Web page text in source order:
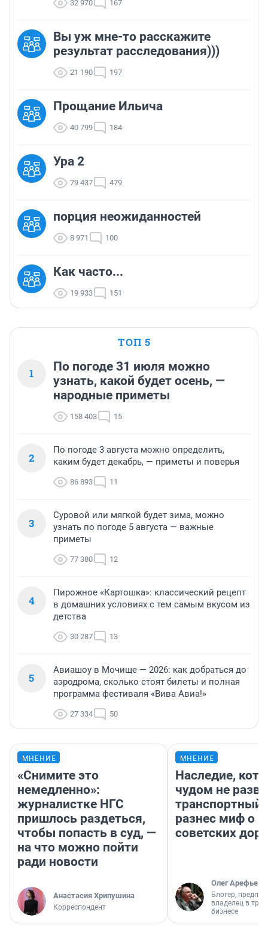
32 970 167
Вы уж мне-то расскажите
результат расследования)))
21 190 197
Прощание Ильича
40 799 184
Ура 2
79 437 479
порция неожиданностей
8 971 100
Как часто...
19 933 151
ТОП 5
1
По погоде 31 июля можно
узнать, какой будет осень, —
народные приметы
158 403 15
2
По погоде 3 августа можно определить,
каким будет декабрь, — приметы и поверья
86 893 11
3
Суровой или мягкой будет зима, можно
узнать по погоде 5 августа — важные
приметы
77 380 12
4
Пирожное «Картошка»: классический рецепт
в домашних условиях с тем самым вкусом из
детства
30 287 13
5
Авиашоу в Мочище — 2026: как добраться до
аэродрома, сколько стоят билеты и полная
программа фестиваля «Вива Авиа!»
27 334 50
МНЕНИЕ
«Снимите это
немедленно»:
журналистке НГС
пришлось раздеться,
чтобы попасть в суд, —
на что можно пойти
ради новости
Анастасия Хрипушина
Корреспондент
МНЕНИЕ
Наследие,
чудом не
транспортный
разнес миф о
советских
Олег Арефьев
Блогер,
владелец в
бизнесе